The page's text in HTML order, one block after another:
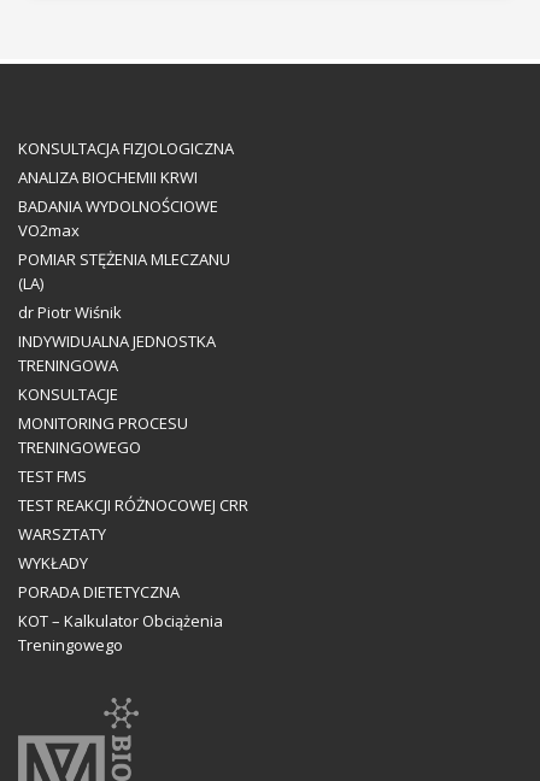
KONSULTACJA FIZJOLOGICZNA
ANALIZA BIOCHEMII KRWI
BADANIA WYDOLNOŚCIOWE
VO2max
POMIAR STĘŻENIA MLECZANU
(LA)
dr Piotr Wiśnik
INDYWIDUALNA JEDNOSTKA
TRENINGOWA
KONSULTACJE
MONITORING PROCESU
TRENINGOWEGO
TEST FMS
TEST REAKCJI RÓŻNOCOWEJ CRR
WARSZTATY
WYKŁADY
PORADA DIETETYCZNA
KOT – Kalkulator Obciążenia
Treningowego